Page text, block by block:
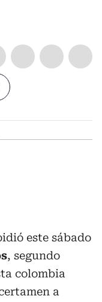
este sábado
, segundo
colombia
a